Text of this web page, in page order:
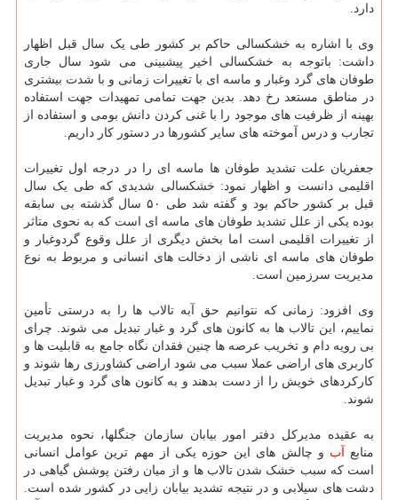
دارد.
وی با اشاره به خشکسالی حاکم بر کشور طی یک سال قبل اظهار
داشت: باتوجه به خشکسالی اخیر پیشبینی می شود سال جاری
طوفان های گرد وغبار و ماسه ای با تغییرات زمانی و با شدت بیشتری
در مناطق مستعد رخ دهد. بدین جهت تمامی تمهیدات جهت استفاده
بهینه از ظرفیت های موجود را با غنی کردن دانش بومی و استفاده از
تجارب و درس آموخته های سایر کشورها در دستور کار داریم.
جعفریان علت تشدید طوفان ها ماسه ای را در درجه اول تغییرات
اقلیمی دانست و اظهار نمود: خشکسالی شدیدی که طی یک سال
قبل بر کشور حاکم بود و گفته شد طی ۵۰ سال گذشته بی سابقه
بوده یکی از علل تشدید طوفان های ماسه ای است که به نحوی متاثر
از تغییرات اقلیمی است اما بخش دیگری از علل وقوع گردوغبار و
طوفان های ماسه ای ناشی از دخالت های انسانی و مربوط به نوع
مدیریت سرزمین است.
وی افزود: زمانی که نتوانیم حق آبه تالاب ها را به درستی تأمین
نماییم، این تالاب ها به کانون های گرد و غبار تبدیل می شوند. چرای
بی رویه دام و تخریب عرصه ها چنین فقدان نگاه جامع به قابلیت ها و
کاربری های اراضی عملا سبب می شود اراضی کشاورزی رها شوند و
کارکردهای خویش را از دست بدهند و به کانون های گرد و غبار تبدیل
شوند.
به عقیده مدیرکل دفتر امور بیابان سازمان جنگلها، نحوه مدیریت
منابع آب و چالش های این حوزه یکی از مهم ترین عوامل انسانی
است که سبب خشک شدن تالاب ها و از میان رفتن پوشش گیاهی در
دشت های سیلابی و در نتیجه تشدید بیابان زایی در کشور شده است.